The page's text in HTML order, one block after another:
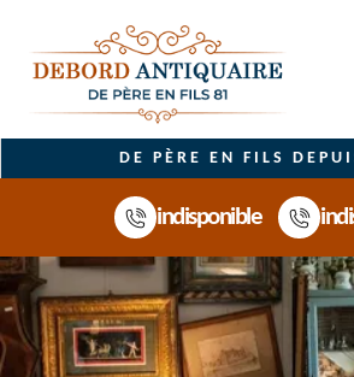
DE PÈRE EN FILS
indisponible